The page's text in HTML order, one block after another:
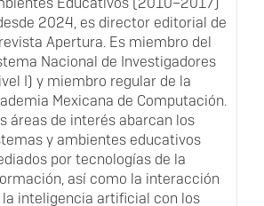
2024, es director editorial de
Apertura. Es miembro del
Nacional de Investigadores
I) y miembro regular de la
Mexicana de Computación.
áreas de interés abarcan los
y ambientes educativos
por tecnologías de la
así como la interacción
la inteligencia artificial con los